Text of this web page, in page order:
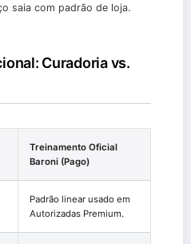
saia com padrão de loja.
Curadoria vs.
Treinamento Oficial
Baroni (Pago)
Padrão linear usado em
Autorizadas Premium.